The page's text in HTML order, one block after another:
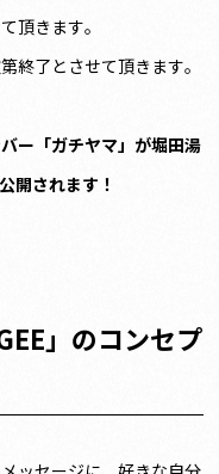
頂きます。
終了とさせて頂きます。
ー「ガチヤマ」が堀田湯
開されます！
」のコンセプ